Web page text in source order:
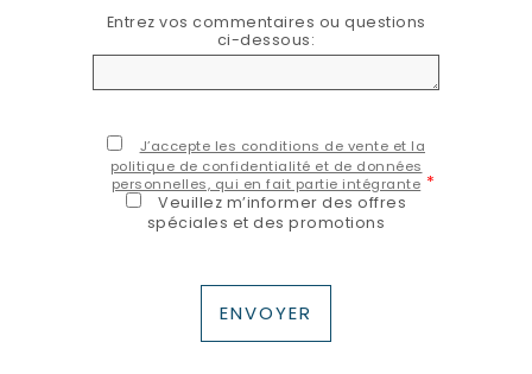
Entrez vos commentaires ou questions
ci-dessous:
J’accepte les conditions de vente et la
politique de confidentialité et de données
personnelles, qui en fait partie intégrante *
Veuillez m’informer des offres
spéciales et des promotions